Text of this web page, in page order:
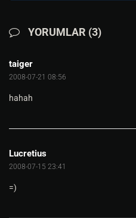
YORUMLAR (3)
taiger
2008-07-21 08:56
hahah
Lucretius
2008-07-15 23:41
=)